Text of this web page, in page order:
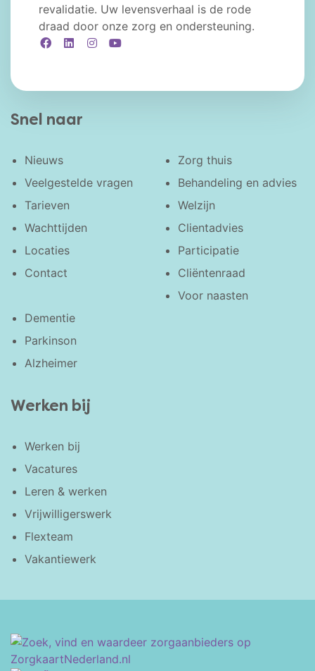
revalidatie. Uw levensverhaal is de rode
draad door onze zorg en ondersteuning.
FacebookLinkedInInstagram
Snel naar
Nieuws
Veelgestelde vragen
Tarieven
Wachttijden
Locaties
Contact
Zorg thuis
Behandeling en advies
Welzijn
Clientadvies
Participatie
Cliëntenraad
Voor naasten
Dementie
Parkinson
Alzheimer
Werken bij
Werken bij
Vacatures
Leren & werken
Vrijwilligerswerk
Flexteam
Vakantiewerk